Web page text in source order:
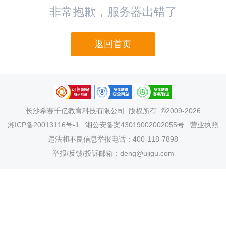
非常抱歉，服务器出错了
返回首页
长沙希赛千亿教育科技有限公司
版权所有 ©2009-2026
湘ICP备20013116号-1
湘公安备案43019002002055号
营业执照
违法和不良信息举报电话：400-118-7898
举报/反馈/投诉邮箱：deng@ujigu.com